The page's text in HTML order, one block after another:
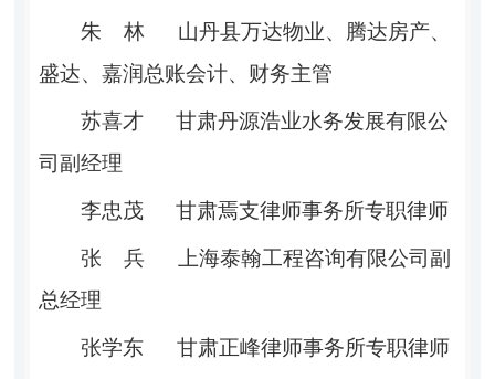
朱 林 山丹县万达物业、腾达房产、
盛达、嘉润总账会计、 财务主管
苏喜才
甘肃丹源浩业水务发展有限公
司副经理
李忠茂 甘肃焉支律师事务所专职律师
张 兵
上海泰翰工程咨询有限公司副
总经理
张学东 甘肃正峰律师事务所专职律师